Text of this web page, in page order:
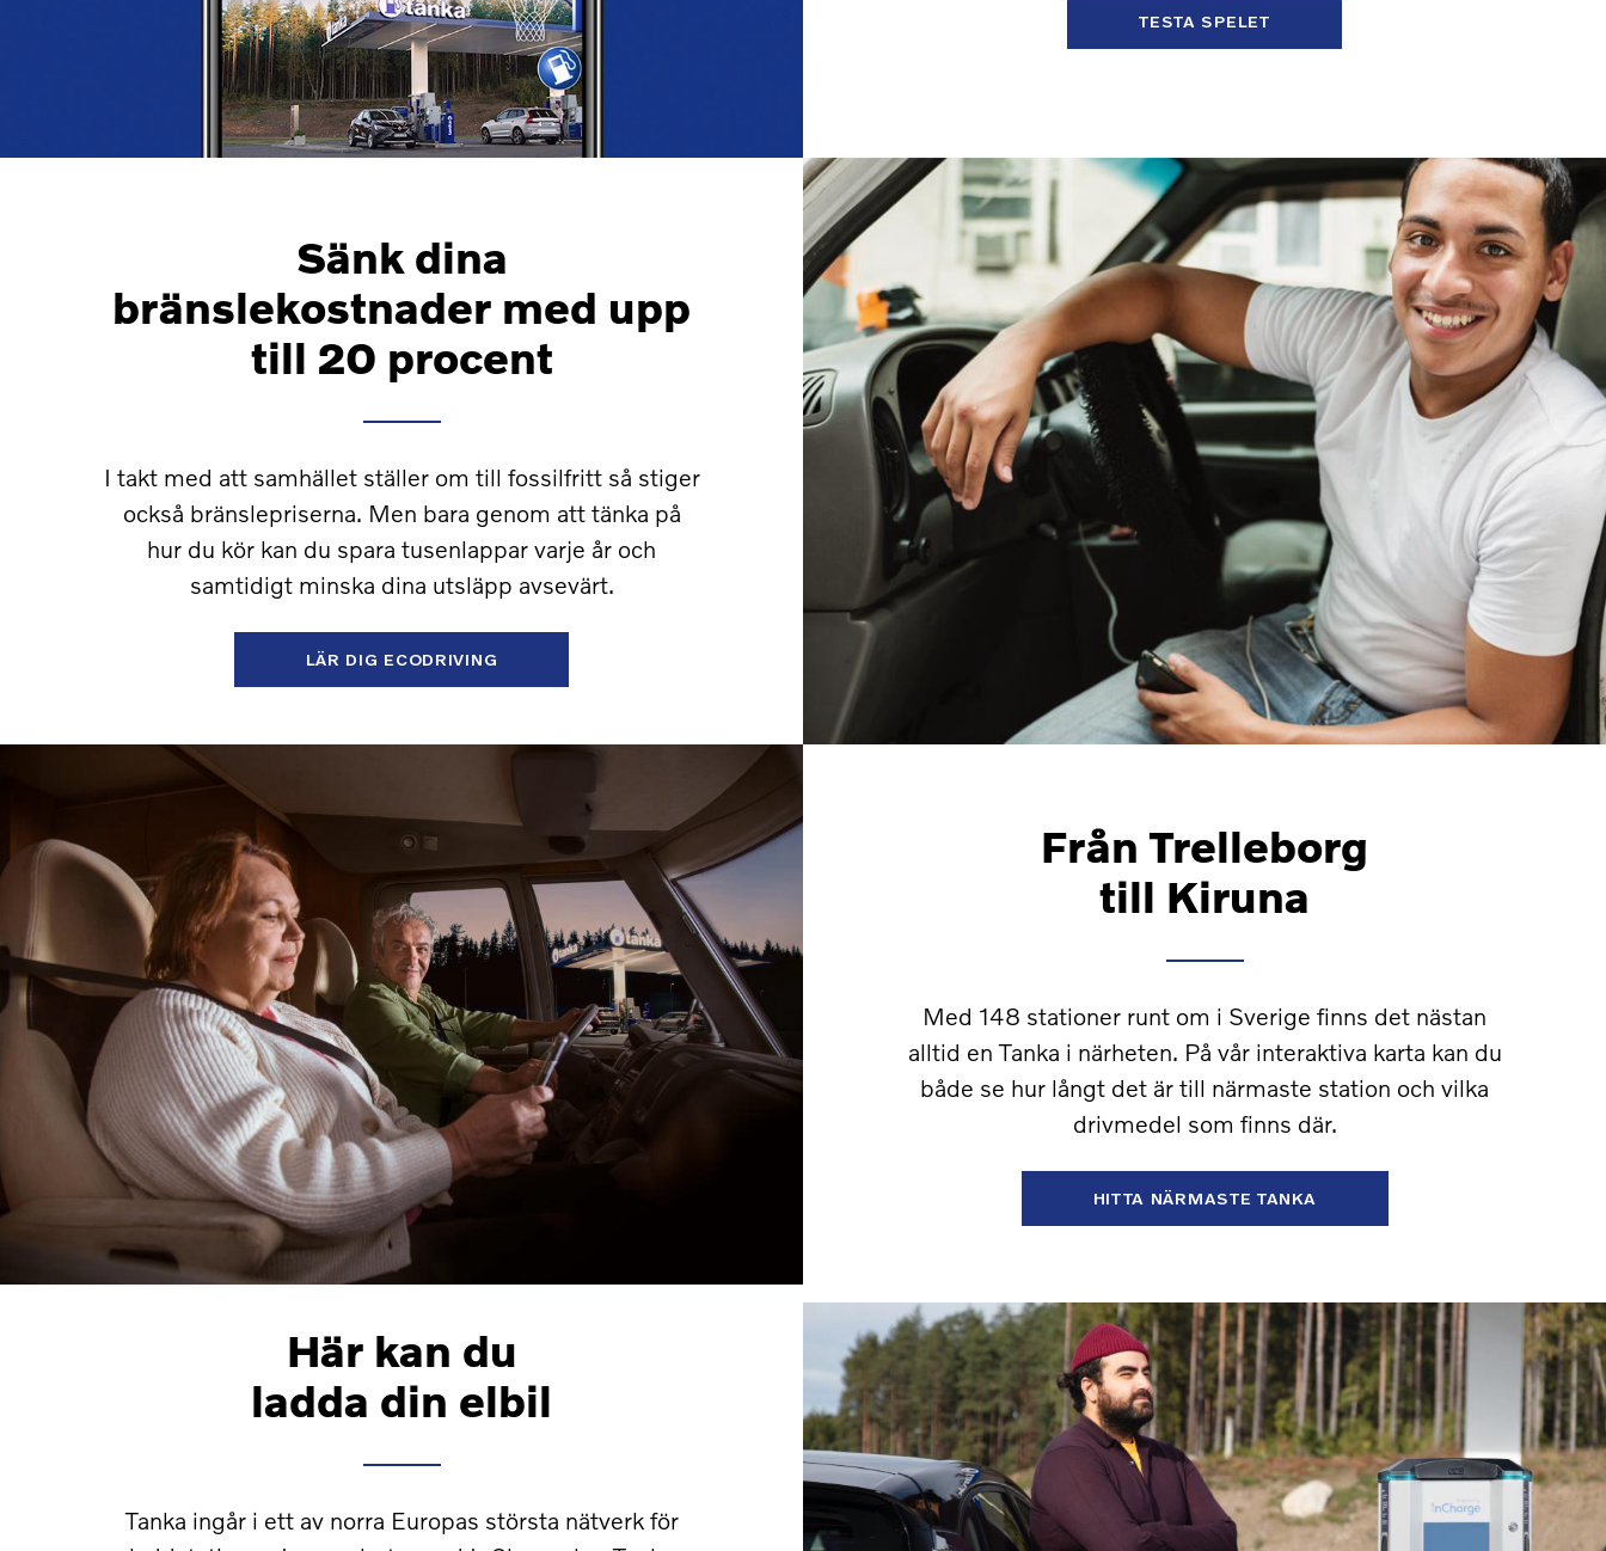
TESTA SPELET
Sänk dina
bränslekostnader med upp
till 20 procent
I takt med att samhället ställer om till fossilfritt så stiger
också bränslepriserna. Men bara genom att tänka på
hur du kör kan du spara tusenlappar varje år och
samtidigt minska dina utsläpp avsevärt.
LÄR DIG ECODRIVING
Från Trelleborg
till Kiruna
Med 148 stationer runt om i Sverige finns det nästan
alltid en Tanka i närheten. På vår interaktiva karta kan du
både se hur långt det är till närmaste station och vilka
drivmedel som finns där.
HITTA NÄRMASTE TANKA
Här kan du
ladda din elbil
Tanka ingår i ett av norra Europas största nätverk för